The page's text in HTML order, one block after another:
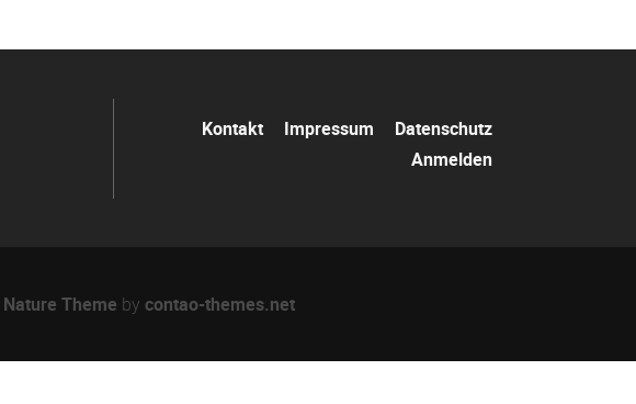
Kontakt Impressum
Datenschutz
Anmelden
Nature Theme by contao-themes.net